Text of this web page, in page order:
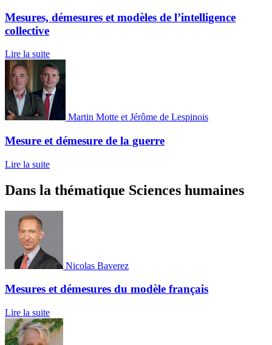
Mesures, démesures et modèles de l’intelligence
collective
Lire la suite
Martin Motte et Jérôme de Lespinois
Mesure et démesure de la guerre
Lire la suite
Dans la thématique Sciences humaines
Nicolas Baverez
Mesures et démesures du modèle français
Lire la suite